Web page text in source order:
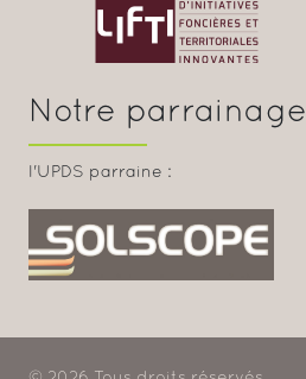
Notre parrainage
l'UPDS parraine :